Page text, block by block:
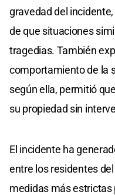
gravedad del
de que situaciones
tragedias. También
comportamiento de la
según ella, permitió
su propiedad sin
El incidente ha
entre los residentes
medidas más estrictas